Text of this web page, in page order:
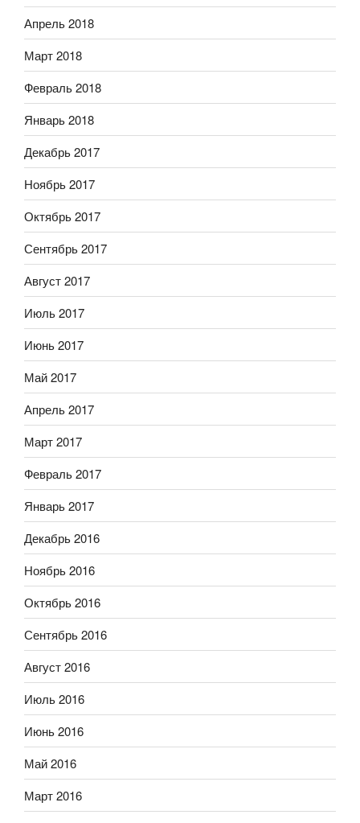
Апрель 2018
Март 2018
Февраль 2018
Январь 2018
Декабрь 2017
Ноябрь 2017
Октябрь 2017
Сентябрь 2017
Август 2017
Июль 2017
Июнь 2017
Май 2017
Апрель 2017
Март 2017
Февраль 2017
Январь 2017
Декабрь 2016
Ноябрь 2016
Октябрь 2016
Сентябрь 2016
Август 2016
Июль 2016
Июнь 2016
Май 2016
Март 2016